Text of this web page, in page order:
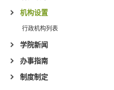
机构设置
行政机构列表
学院新闻
办事指南
制度制定